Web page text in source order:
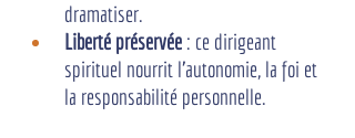
dramatiser.
Liberté préservée : ce dirigeant
spirituel nourrit l'autonomie, la foi et
la responsabilité personnelle.